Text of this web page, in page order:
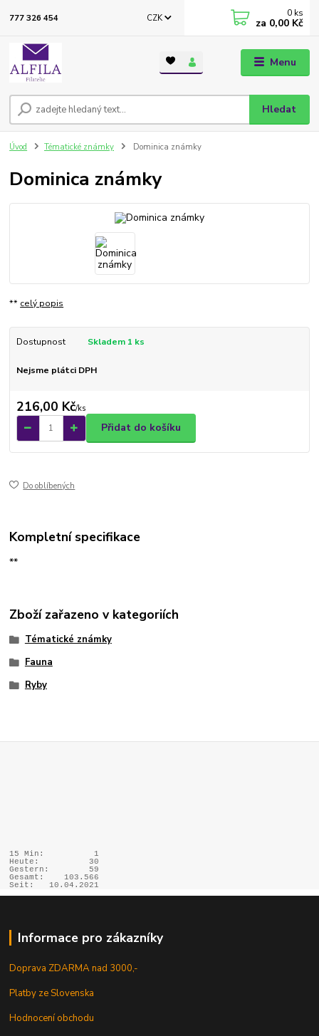
Menu
CZK
Hledat
777 326 454 0 ks
za 0,00 Kč
Úvod Tématické známky Dominica známky
Dominica známky
** celý popis
Dostupnost Skladem 1 ks
Nejsme plátci DPH
216,00 Kč/ks
Přidat do košíku
Do oblíbených
Kompletní specifikace
**
Zboží zařazeno v kategoriích
Tématické známky
Fauna
Ryby
15 Min:
1
Heute:
30
Gestern:
59
Gesamt:
103.566
Seit:
10.04.2021
Informace pro zákazníky
Doprava ZDARMA nad 3000,-
Platby ze Slovenska
Hodnocení obchodu